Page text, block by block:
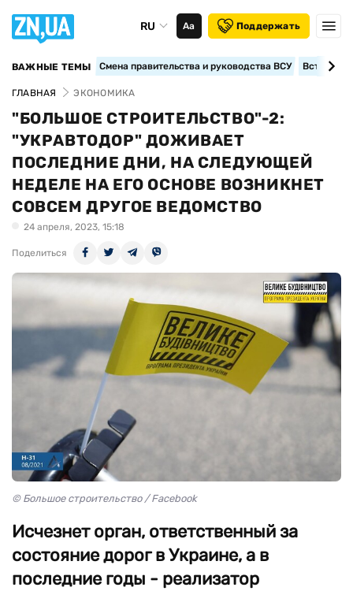
RU Аа Поддержать
ВАЖНЫЕ ТЕМЫ Смена правительства и руководства ВСУ
ГЛАВНАЯ ЭКОНОМИКА
"БОЛЬШОЕ СТРОИТЕЛЬСТВО"-2:
"УКРАВТОДОР" ДОЖИВАЕТ
ПОСЛЕДНИЕ ДНИ, НА СЛЕДУЮЩЕЙ
НЕДЕЛЕ НА ЕГО ОСНОВЕ ВОЗНИКНЕТ
СОВСЕМ ДРУГОЕ ВЕДОМСТВО
24 апреля, 2023, 15:18
Поделиться
© Большое строительство / Facebook
Исчезнет орган, ответственный за
состояние дорог в Украине, а в
последние годы - реализатор